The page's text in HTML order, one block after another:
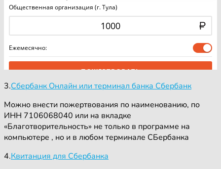
3.Сбербанк Онлайн или терминал банка Сбербанк
Можно внести пожертвования по наименованию, по
ИНН 7106068040 или на вкладке
«Благотворительность» не только в программе на
компьютере , но и в любом терминале СБербанка
4.Квитанция для Сбербанка